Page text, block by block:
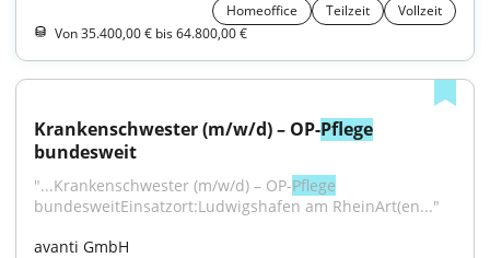
Homeoffice
Teilzeit
Vollzeit
Von 35.400,00 € bis 64.800,00 €
Krankenschwester (m/w/d) – OP-Pflege
bundesweit
"...Krankenschwester (m/w/d) – OP-Pflege
bundesweitEinsatzort:Ludwigshafen am RheinArt(en..."
avanti GmbH